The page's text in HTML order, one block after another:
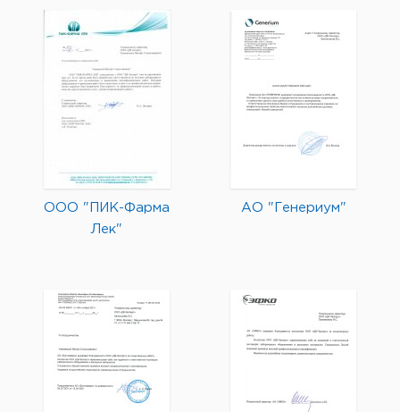
ООО "ПИК-Фарма
Лек"
АО "Генериум"